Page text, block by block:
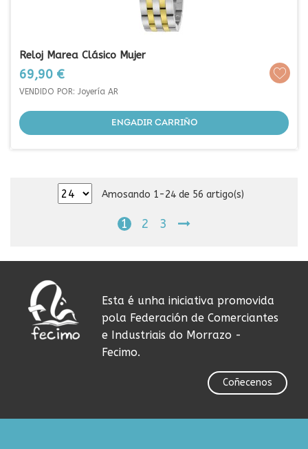
Reloj Marea Clásico Mujer
Prezo
69,90 €
VENDIDO POR: Joyería AR
ENGADIR CARRIÑO
Amosando 1-24 de 56 artigo(s)
1 2 3
Esta é unha iniciativa promovida
pola Federación de Comerciantes
e Industriais do Morrazo -
Fecimo.
Coñecenos